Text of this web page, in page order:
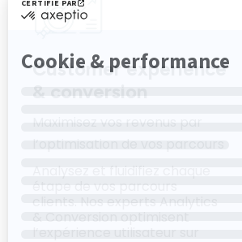
Customer experience
& conversion
Maximisez vos revenus par
l’optimisation de vos parcours
Analysez et fluidifiez chaque
étape de vos parcours
clients. Nos experts Analytics
& Conversion optimisent
l’expérience utilisateur sur